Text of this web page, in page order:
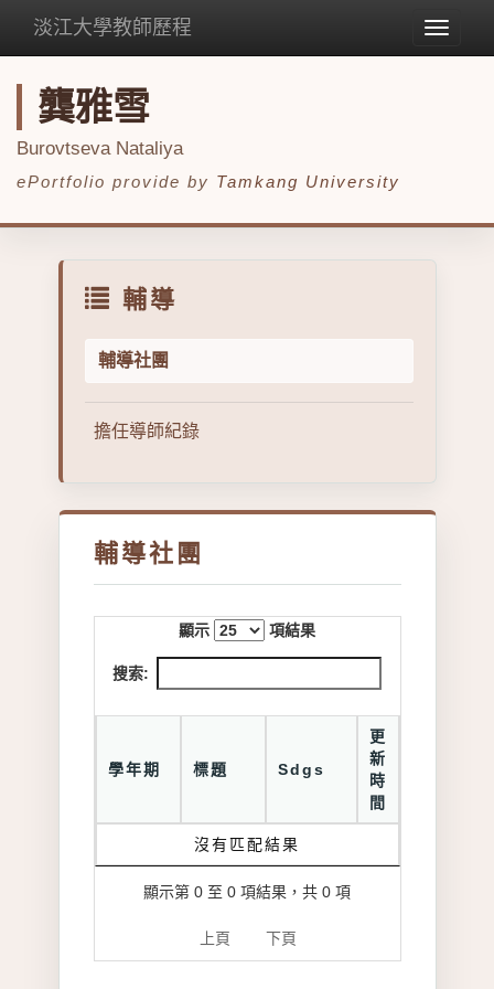
Toggle
淡江大學教師歷程
龔雅雪
Burovtseva Nataliya
ePortfolio provide by Tamkang University
輔導
輔導社團
擔任導師紀錄
輔導社團
顯示 項結果
搜索:
學年期 標題 Sdgs
更
新
時
間
沒有匹配結果
顯示第 0 至 0 項結果，共 0 項
上頁 下頁